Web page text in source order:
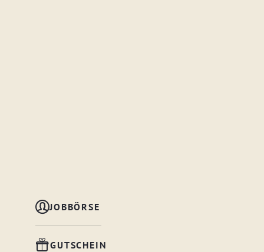
JOBBÖRSE
GUTSCHEIN